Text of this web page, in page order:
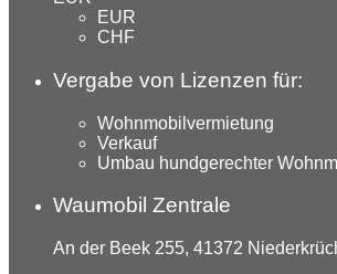
EUR
CHF
Vergabe von Lizenzen für:
Wohnmobilvermietung
Verkauf
Umbau hundgerechter
Waumobil Zentrale
An der Beek 255, 41372